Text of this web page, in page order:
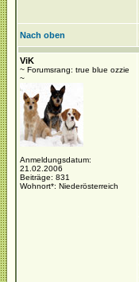
Nach oben
ViK
~ Forumsrang: true blue ozzie
~
Anmeldungsdatum:
21.02.2006
Beiträge: 831
Wohnort*: Niederösterreich